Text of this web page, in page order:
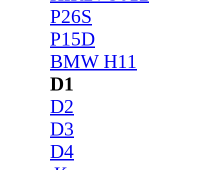
P26S
P15D
BMW H11
D1
D2
D3
D4